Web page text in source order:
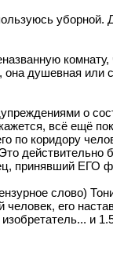
уборной.
комнату,
она душевная или
о
всё ещё
по коридору
принявший ЕГО
слово)
его
и